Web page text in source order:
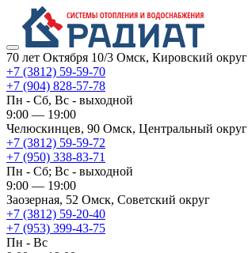
70 лет Октября 10/3 Омск, Кировский округ
+7 (3812) 59-59-70
+7 (904) 828-57-78
Пн - Сб, Вс - выходной
9:00 — 19:00
Челюскинцев, 90 Омск, ​Центральный округ
+7 (3812) 59-59-72
+7 (950) 338-83-71
Пн - Сб; Вс - выходной
9:00 — 19:00
Заозерная, 52 Омск, ​Советский округ
+7 (3812) 59-20-40
+7 (953) 399-43-75
Пн - Вс